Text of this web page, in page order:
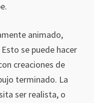
animado,
se puede hacer
creaciones de
terminado. La
ser realista, o